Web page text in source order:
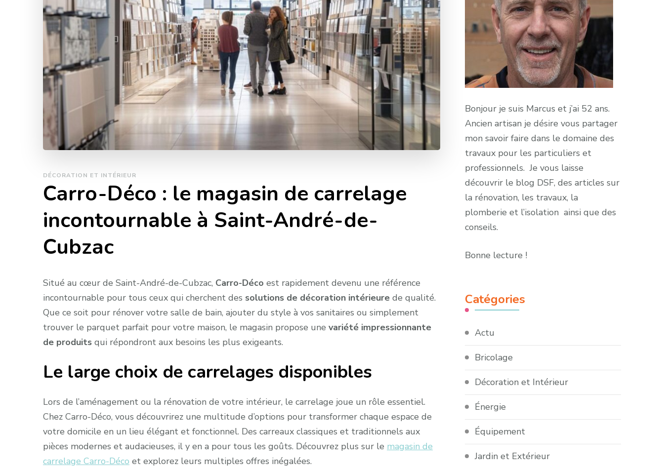
DÉCORATION ET INTÉRIEUR
Carro-Déco : le magasin de carrelage
incontournable à Saint-André-de-
Cubzac
Situé au cœur de Saint-André-de-Cubzac, Carro-Déco est rapidement devenu une référence
incontournable pour tous ceux qui cherchent des solutions de décoration intérieure de qualité.
Que ce soit pour rénover votre salle de bain, ajouter du style à vos sanitaires ou simplement
trouver le parquet parfait pour votre maison, le magasin propose une variété impressionnante
de produits qui répondront aux besoins les plus exigeants.
Le large choix de carrelages disponibles
Lors de l’aménagement ou la rénovation de votre intérieur, le carrelage joue un rôle essentiel.
Chez Carro-Déco, vous découvrirez une multitude d’options pour transformer chaque espace de
votre domicile en un lieu élégant et fonctionnel. Des carreaux classiques et traditionnels aux
pièces modernes et audacieuses, il y en a pour tous les goûts. Découvrez plus sur le magasin de
carrelage Carro-Déco et explorez leurs multiples offres inégalées.
Bonjour je suis Marcus et j’ai 52 ans.
Ancien artisan je désire vous partager
mon savoir faire dans le domaine des
travaux pour les particuliers et
professionnels. Je vous laisse
découvrir le blog DSF, des articles sur
la rénovation, les travaux, la
plomberie et l’isolation ainsi que des
conseils.
Bonne lecture !
Catégories
Actu
Bricolage
Décoration et Intérieur
Énergie
Équipement
Jardin et Extérieur